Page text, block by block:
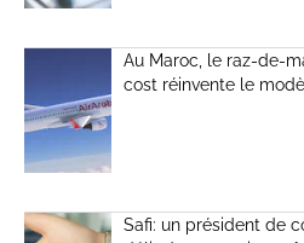
Au Maroc, le raz-de-
cost réinvente le
Safi: un président de